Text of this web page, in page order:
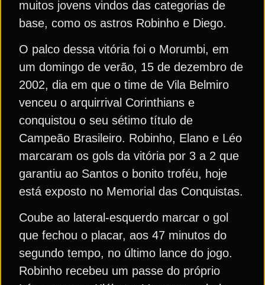
muitos jovens vindos das categorias de
base, como os astros Robinho e Diego.
O palco dessa vitória foi o Morumbi, em
um domingo de verão, 15 de dezembro de
2002, dia em que o time de Vila Belmiro
venceu o arquirrival Corinthians e
conquistou o seu sétimo título de
Campeão Brasileiro. Robinho, Elano e Léo
marcaram os gols da vitória por 3 a 2 que
garantiu ao Santos o bonito troféu, hoje
está exposto no Memorial das Conquistas.
Coube ao lateral-esquerdo marcar o gol
que fechou o placar, aos 47 minutos do
segundo tempo, no último lance do jogo.
Robinho recebeu um passe do próprio